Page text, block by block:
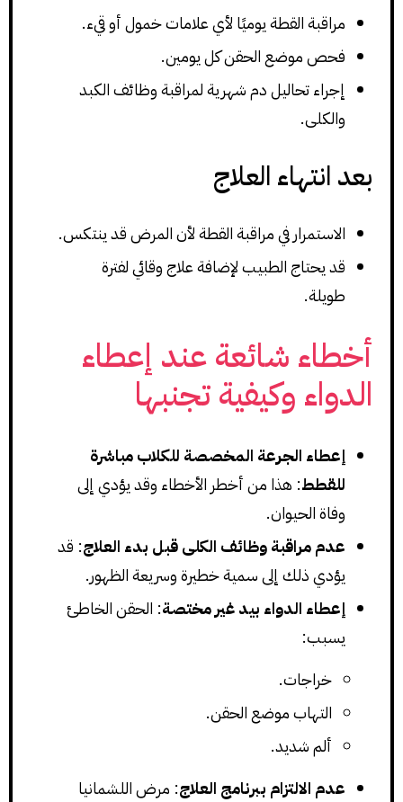
مراقبة القطة يوميًا لأي علامات خمول أو قيء.
فحص موضع الحقن كل يومين.
إجراء تحاليل دم شهرية لمراقبة وظائف الكبد
والكلى.
بعد انتهاء العلاج
الاستمرار في مراقبة القطة لأن المرض قد ينتكس.
قد يحتاج الطبيب لإضافة علاج وقائي لفترة
طويلة.
أخطاء شائعة عند إعطاء
الدواء وكيفية تجنبها
إعطاء الجرعة المخصصة للكلاب مباشرة
للقطط: هذا من أخطر الأخطاء وقد يؤدي إلى
وفاة الحيوان.
عدم مراقبة وظائف الكلى قبل بدء العلاج: قد
يؤدي ذلك إلى سمية خطيرة وسريعة الظهور.
إعطاء الدواء بيد غير مختصة: الحقن الخاطئ
يسبب:
خراجات.
التهاب موضع الحقن.
ألم شديد.
عدم الالتزام ببرنامج العلاج: مرض اللشمانيا